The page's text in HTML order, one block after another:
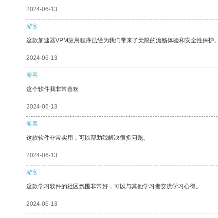
2024-06-13
游客
这款加速器VPM应用程序已经为我们带来了无限的流畅体验和安全性保护
2024-06-13
游客
这个软件我非常喜欢
2024-06-13
游客
这款软件非常实用，可以帮助我解决很多问题。
2024-06-13
游客
这款学习软件的社区氛围非常好，可以与其他学习者交流学习心得。
2024-06-13